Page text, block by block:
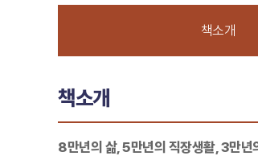
책소개
책소개
8만년의 삶, 5만년의 직장생활, 3만